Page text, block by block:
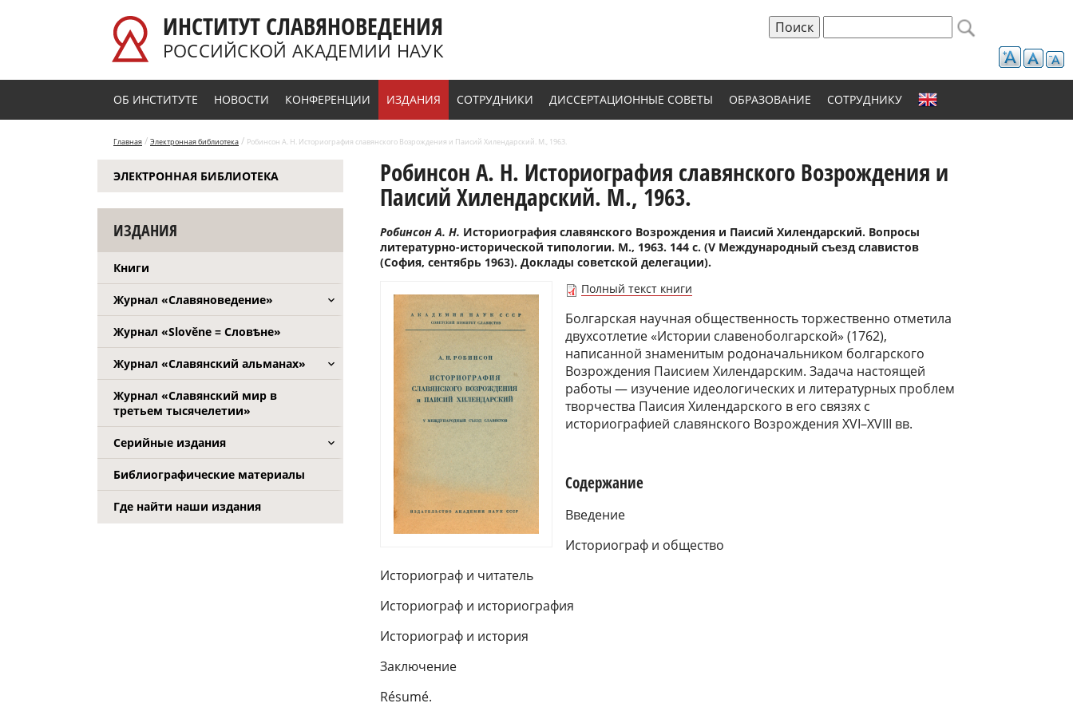
ИНСТИТУТ СЛАВЯНОВЕДЕНИЯ
РОССИЙСКОЙ АКАДЕМИИ НАУК Форма поиска
ОБ ИНСТИТУТЕ НОВОСТИ КОНФЕРЕНЦИИ ИЗДАНИЯ СОТРУДНИКИ ДИССЕРТАЦИОННЫЕ СОВЕТЫ ОБРАЗОВАНИЕ СОТРУДНИКУ
Главная / Электронная библиотека / Робинсон А. Н. Историография славянского Возрождения и Паисий Хилендарский. М., 1963.
ЭЛЕКТРОННАЯ БИБЛИОТЕКА
ИЗДАНИЯ
Книги
Журнал «Славяноведение»
Журнал «Slověne = Словѣне»
Журнал «Славянский альманах»
Журнал «Славянский мир в
третьем тысячелетии»
Серийные издания
Библиографические материалы
Где найти наши издания
Робинсон А. Н. Историография славянского Возрождения и
Паисий Хилендарский. М., 1963.
Робинсон А. Н. Историография славянского Возрождения и Паисий Хилендарский. Вопросы
литературно-исторической типологии. М., 1963. 144 с. (V Международный съезд славистов
(София, сентябрь 1963). Доклады советской делегации).
Полный текст книги
Болгарская научная общественность торжественно отметила
двухсотлетие «Истории славеноболгарской» (1762),
написанной знаменитым родоначальником болгарского
Возрождения Паисием Хилендарским. Задача настоящей
работы — изучение идеологических и литературных проблем
творчества Паисия Хилендарского в его связях с
историографией славянского Возрождения XVI–XVIII вв.
Содержание
Введение
Историограф и общество
Историограф и читатель
Историограф и историография
Историограф и история
Заключение
Résumé.